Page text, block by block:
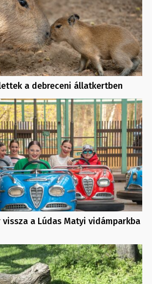
a debreceni állatkertben
a Lúdas Matyi vidámparkba